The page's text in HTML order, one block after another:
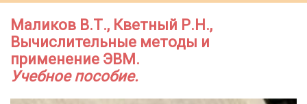
Маликов В.Т., Кветный Р.Н.,
Вычислительные методы и
применение ЭВМ.
Учебное пособие.